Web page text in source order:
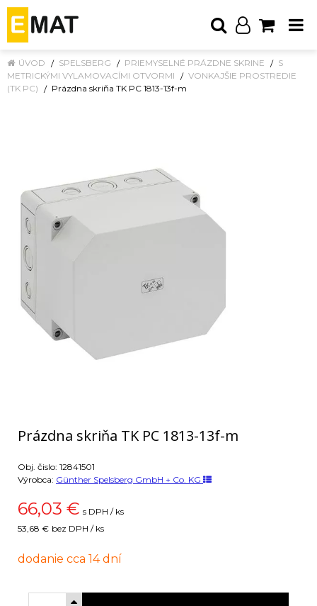
ÚVOD SPELSBERG PRIEMYSELNÉ PRÁZDNE SKRINE
S
METRICKÝMI VYLAMOVACÍMI OTVORMI
VONKAJŠIE PROSTREDIE
(TK PC)
Prázdna skriňa TK PC 1813-13f-m
Prázdna skriňa TK PC 1813-13f-m
Obj. čislo: 12841501
Výrobca: Günther Spelsberg GmbH + Co. KG
66,03 € s DPH / ks
53,68 € bez DPH / ks
dodanie cca 14 dní